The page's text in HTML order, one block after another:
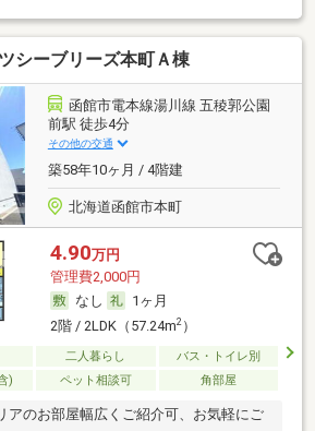
シーブリーズ本町Ａ棟
函館市電本線湯川線 五稜郭公園
前駅 徒歩4分
その他の交通
築58年10ヶ月 / 4階建
北海道函館市本町
4.90万円
管理費2,000円
なし
1ヶ月
2階 / 2LDK（57.24m2）
二人暮らし
バス・トイレ別
)
ペット相談可 角部屋
アのお部屋幅広くご紹介可、お気軽にご